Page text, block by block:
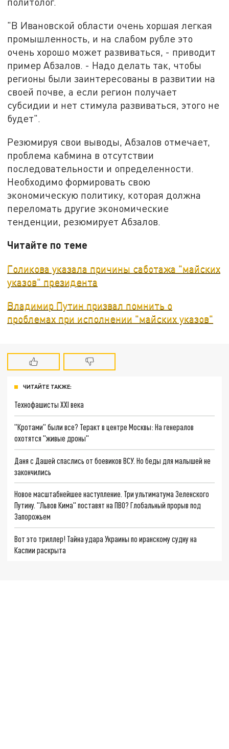
"В Ивановской области очень хоршая легкая
промышленность, и на слабом рубле это
очень хорошо может развиваться, - приводит
пример Абзалов. - Надо делать так, чтобы
регионы были заинтересованы в развитии на
своей почве, а если регион получает
субсидии и нет стимула развиваться, этого не
будет".
Резюмируя свои выводы, Абзалов отмечает,
проблема кабмина в отсутствии
последовательности и определенности.
Необходимо формировать свою
экономическую политику, которая должна
переломать другие экономические
тенденции, резюмирует Абзалов.
Читайте по теме
Голикова указала причины саботажа "майских
указов" президента
Владимир Путин призвал помнить о
проблемах при исполнении "майских указов"
ЧИТАЙТЕ ТАКЖЕ:
Технофашисты XXI века
"Кротами" были все? Теракт в центре Москвы: На генералов
охотятся "живые дроны"
Даня с Дашей спаслись от боевиков ВСУ. Но беды для малышей не
закончились
Новое масштабнейшее наступление. Три ультиматума Зеленского
Путину. "Львов Кима" поставят на ПВО? Глобальный прорыв под
Запорожьем
Вот это триллер! Тайна удара Украины по иранскому судну на
Каспии раскрыта